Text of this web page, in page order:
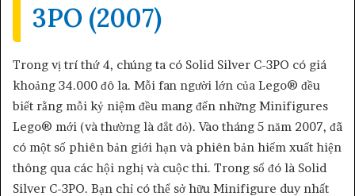
3PO (2007)
Trong vị trí thứ 4, chúng ta có Solid Silver C-3PO có giá
khoảng 34.000 đô la. Mỗi fan người lớn của Lego® đều
biết rằng mỗi kỷ niệm đều mang đến những Minifigures
Lego® mới (và thường là đắt đỏ). Vào tháng 5 năm 2007, đã
có một số phiên bản giới hạn và phiên bản hiếm xuất hiện
thông qua các hội nghị và cuộc thi. Trong số đó là Solid
Silver C-3PO. Bạn chỉ có thể sở hữu Minifigure duy nhất